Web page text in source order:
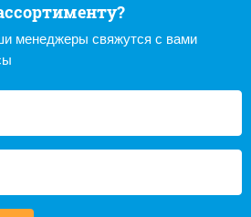
менеджеры свяжутся с вами